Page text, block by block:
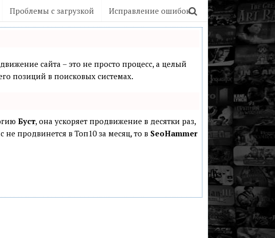
Проблемы с загрузкой Исправление ошибок
сайта – это не просто процесс, а целый
позиций в поисковых системах.
Буст, она ускоряет продвижение в десятки раз,
продвинется в Топ10 за месяц, то в SeoHammer